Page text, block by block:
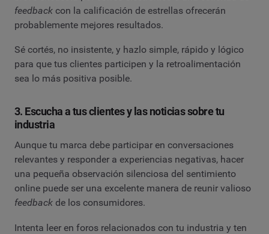
feedback con la calificación de estrellas ofrecerán
probablemente mejores resultados.
Sé cortés, no insistente, y hazlo simple, rápido y lógico
para que tus clientes participen y la retroalimentación
sea lo más positiva posible.
3. Escucha a tus clientes y las noticias sobre tu
industria
Aunque tu marca debe participar en conversaciones
relevantes y responder a experiencias negativas, hacer
una pequeña observación silenciosa del sentimiento
online puede ser una excelente manera de reunir valioso
feedback de los consumidores.
Intenta leer en foros relacionados con tu industria y ten